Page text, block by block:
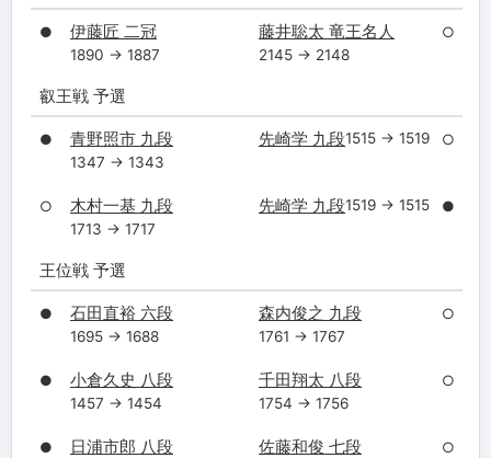
● 伊藤匠 二冠
1890 → 1887
藤井聡太 竜王名人
2145 → 2148
○
叡王戦 予選
● 青野照市 九段
1347 → 1343
先崎学 九段1515 → 1519 ○
○ 木村一基 九段
1713 → 1717
先崎学 九段1519 → 1515 ●
王位戦 予選
● 石田直裕 六段
1695 → 1688
森内俊之 九段
1761 → 1767
○
● 小倉久史 八段
1457 → 1454
千田翔太 八段
1754 → 1756
○
● 日浦市郎 八段 佐藤和俊 七段 ○